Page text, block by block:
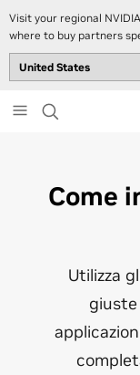
Visit your regional
where to buy partners
to
Come
Utilizza